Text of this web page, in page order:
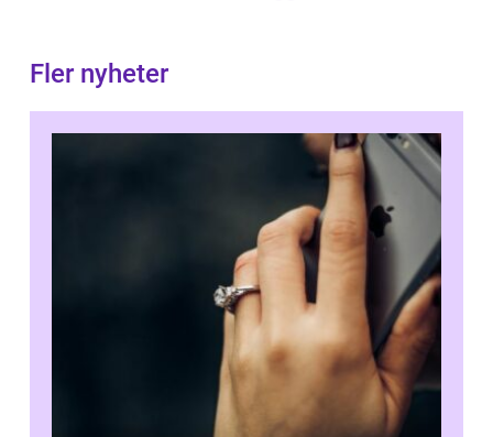
Fler nyheter